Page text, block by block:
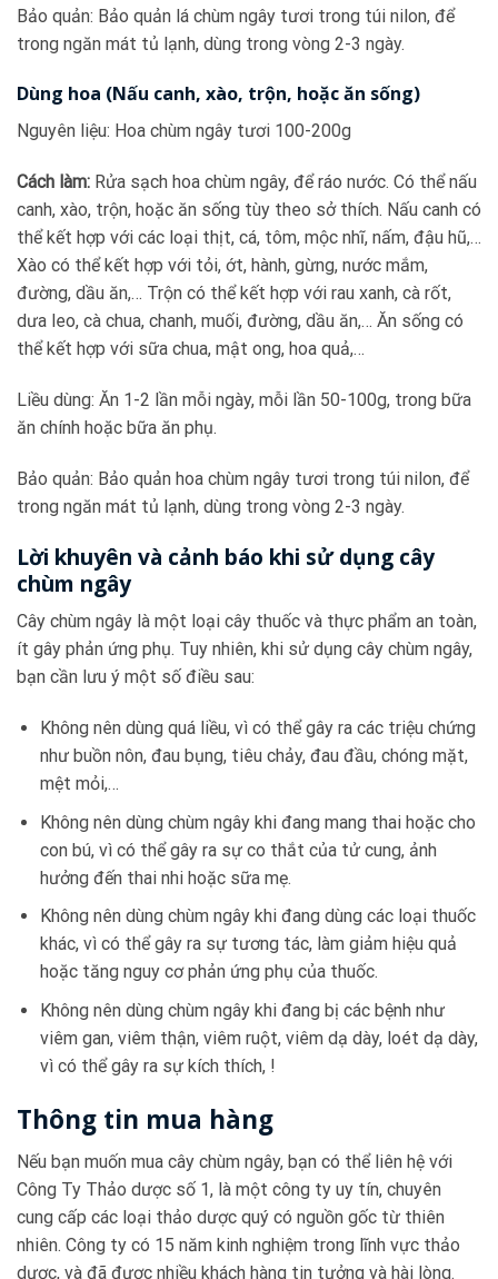
Bảo quản: Bảo quản lá chùm ngây tươi trong túi nilon, để
trong ngăn mát tủ lạnh, dùng trong vòng 2-3 ngày.
Dùng hoa (Nấu canh, xào, trộn, hoặc ăn sống)
Nguyên liệu: Hoa chùm ngây tươi 100-200g
Cách làm: Rửa sạch hoa chùm ngây, để ráo nước. Có thể nấu
canh, xào, trộn, hoặc ăn sống tùy theo sở thích. Nấu canh có
thể kết hợp với các loại thịt, cá, tôm, mộc nhĩ, nấm, đậu hũ,…
Xào có thể kết hợp với tỏi, ớt, hành, gừng, nước mắm,
đường, dầu ăn,… Trộn có thể kết hợp với rau xanh, cà rốt,
dưa leo, cà chua, chanh, muối, đường, dầu ăn,… Ăn sống có
thể kết hợp với sữa chua, mật ong, hoa quả,…
Liều dùng: Ăn 1-2 lần mỗi ngày, mỗi lần 50-100g, trong bữa
ăn chính hoặc bữa ăn phụ.
Bảo quản: Bảo quản hoa chùm ngây tươi trong túi nilon, để
trong ngăn mát tủ lạnh, dùng trong vòng 2-3 ngày.
Lời khuyên và cảnh báo khi sử dụng cây
chùm ngây
Cây chùm ngây là một loại cây thuốc và thực phẩm an toàn,
ít gây phản ứng phụ. Tuy nhiên, khi sử dụng cây chùm ngây,
bạn cần lưu ý một số điều sau:
Không nên dùng quá liều, vì có thể gây ra các triệu chứng
như buồn nôn, đau bụng, tiêu chảy, đau đầu, chóng mặt,
mệt mỏi,…
Không nên dùng chùm ngây khi đang mang thai hoặc cho
con bú, vì có thể gây ra sự co thắt của tử cung, ảnh
hưởng đến thai nhi hoặc sữa mẹ.
Không nên dùng chùm ngây khi đang dùng các loại thuốc
khác, vì có thể gây ra sự tương tác, làm giảm hiệu quả
hoặc tăng nguy cơ phản ứng phụ của thuốc.
Không nên dùng chùm ngây khi đang bị các bệnh như
viêm gan, viêm thận, viêm ruột, viêm dạ dày, loét dạ dày,
vì có thể gây ra sự kích thích, !
Thông tin mua hàng
Nếu bạn muốn mua cây chùm ngây, bạn có thể liên hệ với
Công Ty Thảo dược số 1, là một công ty uy tín, chuyên
cung cấp các loại thảo dược quý có nguồn gốc từ thiên
nhiên. Công ty có 15 năm kinh nghiệm trong lĩnh vực thảo
dược, và đã được nhiều khách hàng tin tưởng và hài lòng.